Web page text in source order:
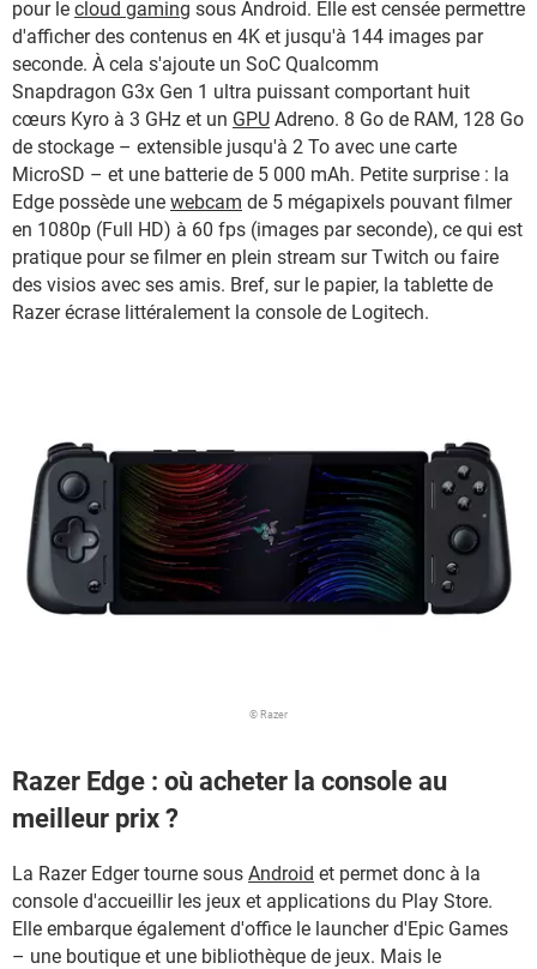
pour le cloud gaming sous Android. Elle est censée permettre
d'afficher des contenus en 4K et jusqu'à 144 images par
seconde. À cela s'ajoute un SoC Qualcomm
Snapdragon G3x Gen 1 ultra puissant comportant huit
cœurs Kyro à 3 GHz et un GPU Adreno. 8 Go de RAM, 128 Go
de stockage – extensible jusqu'à 2 To avec une carte
MicroSD – et une batterie de 5 000 mAh. Petite surprise : la
Edge possède une webcam de 5 mégapixels pouvant filmer
en 1080p (Full HD) à 60 fps (images par seconde), ce qui est
pratique pour se filmer en plein stream sur Twitch ou faire
des visios avec ses amis. Bref, sur le papier, la tablette de
Razer écrase littéralement la console de Logitech.
© Razer
Razer Edge : où acheter la console au
meilleur prix ?
La Razer Edger tourne sous Android et permet donc à la
console d'accueillir les jeux et applications du Play Store.
Elle embarque également d'office le launcher d'Epic Games
– une boutique et une bibliothèque de jeux. Mais le